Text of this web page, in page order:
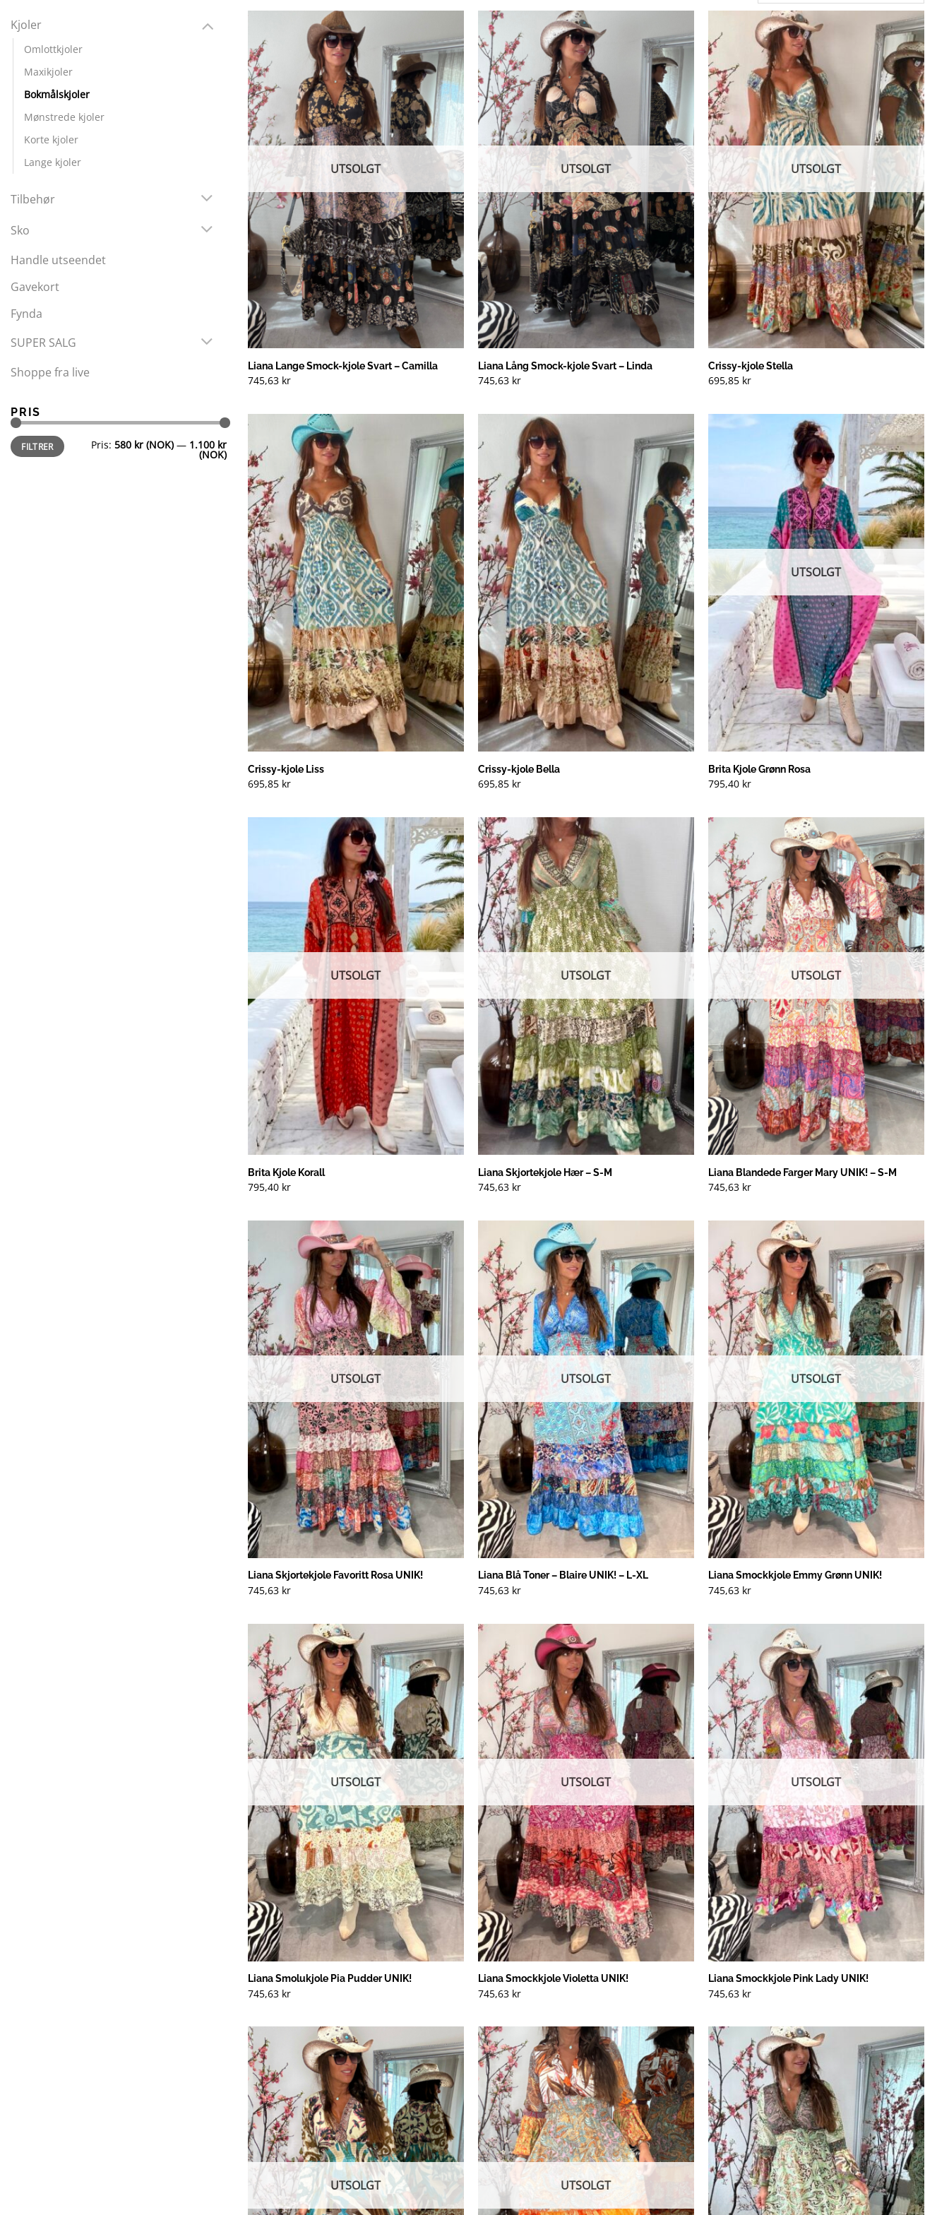
Kjoler
Omlottkjoler
Maxikjoler
Bokmålskjoler
Mønstrede kjoler
Korte kjoler
Lange kjoler
Tilbehør
Sko
Handle utseendet
Gavekort
Fynda
SUPER SALG
Shoppe fra live
PRIS
Min.
pris
Makspris
FILTRER Pris: 580 kr (NOK) — 1.100 kr
(NOK)
UTSOLGT
Liana Lange Smock-kjole Svart – Camilla
745,63 kr
UTSOLGT
Liana Lång Smock-kjole Svart – Linda
745,63 kr
UTSOLGT
Crissy-kjole Stella
695,85 kr
Crissy-kjole Liss
695,85 kr
Crissy-kjole Bella
695,85 kr
UTSOLGT
Brita Kjole Grønn Rosa
795,40 kr
UTSOLGT
Brita Kjole Korall
795,40 kr
UTSOLGT
Liana Skjortekjole Hær – S-M
745,63 kr
UTSOLGT
Liana Blandede Farger Mary UNIK! – S-M
745,63 kr
UTSOLGT
Liana Skjortekjole Favoritt Rosa UNIK!
745,63 kr
UTSOLGT
Liana Blå Toner – Blaire UNIK! – L-XL
745,63 kr
UTSOLGT
Liana Smockkjole Emmy Grønn UNIK!
745,63 kr
UTSOLGT
Liana Smolukjole Pia Pudder UNIK!
745,63 kr
UTSOLGT
Liana Smockkjole Violetta UNIK!
745,63 kr
UTSOLGT
Liana Smockkjole Pink Lady UNIK!
745,63 kr
UTSOLGT UTSOLGT